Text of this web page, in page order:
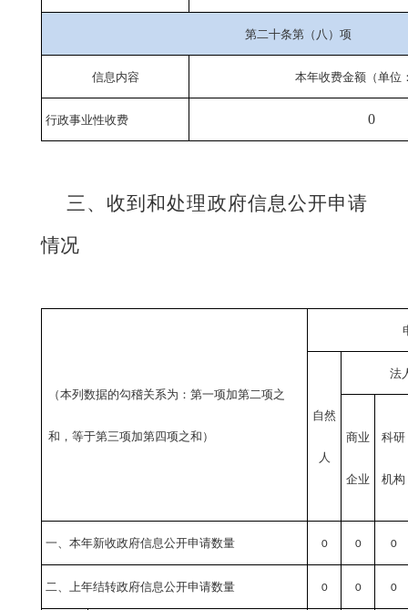
第二十条第（八）项
信息内容 本年收费金额（单位
行政事业性收费 0
三、收到和处理政府信息公开申请
情况
（本列数据的勾稽关系为：第一项加第二项之
和，等于第三项加第四项之和）
自然
人
法
商业
企业
科研
机构
一、本年新收政府信息公开申请数量 0 0 0
二、上年结转政府信息公开申请数量 0 0 0